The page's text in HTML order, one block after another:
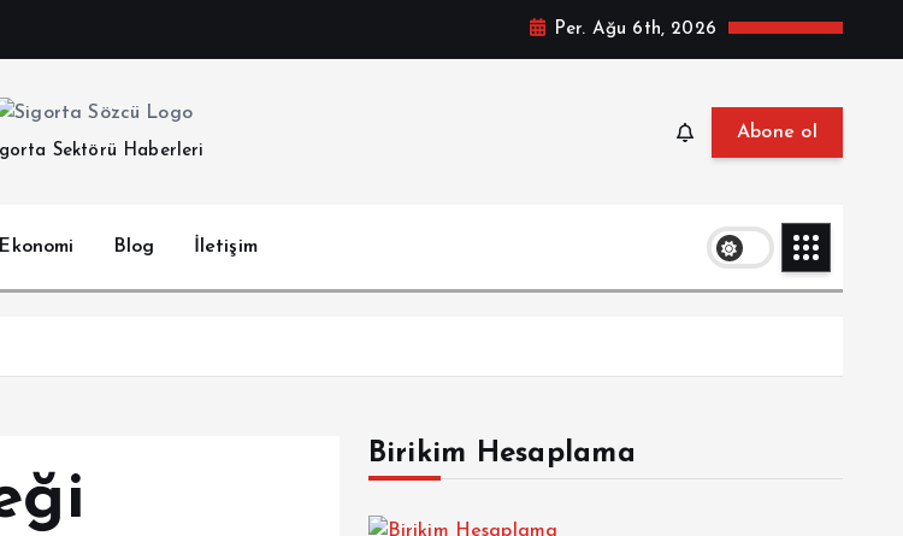
Per. Ağu 6th, 2026
Sektörü Haberleri
Abone ol
Ekonomi Blog İletişim
Birikim Hesaplama